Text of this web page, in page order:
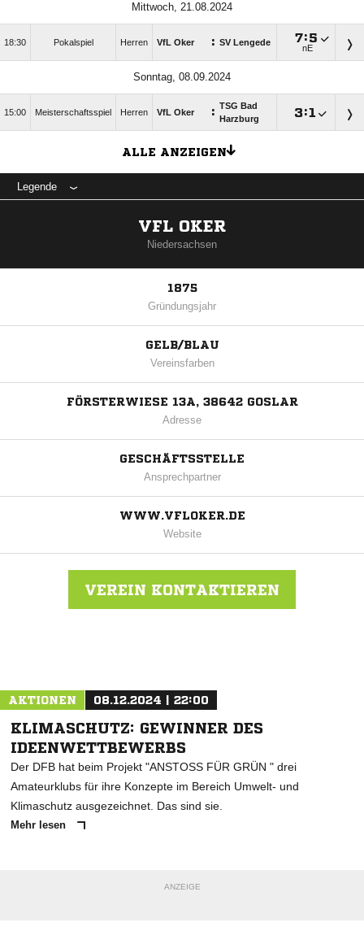
Mittwoch, 21.08.2024
18:30 Pokalspiel Herren VfL Oker : SV Lengede :
nE
Sonntag, 08.09.2024
15:00 Meisterschaftsspiel Herren VfL Oker : TSG Bad
Harzburg
:
ALLE ANZEIGEN
Legende
VFL OKER
Niedersachsen
1875
Gründungsjahr
GELB/BLAU
Vereinsfarben
FÖRSTERWIESE 13A, 38642 GOSLAR
Adresse
GESCHÄFTSSTELLE
Ansprechpartner
WWW.VFLOKER.DE
Website
VEREIN KONTAKTIEREN
AKTIONEN 08.12.2024 | 22:00
KLIMASCHUTZ: GEWINNER DES
IDEENWETTBEWERBS
Der DFB hat beim Projekt "ANSTOSS FÜR GRÜN " drei
Amateurklubs für ihre Konzepte im Bereich Umwelt- und
Klimaschutz ausgezeichnet. Das sind sie.
Mehr lesen
ANZEIGE